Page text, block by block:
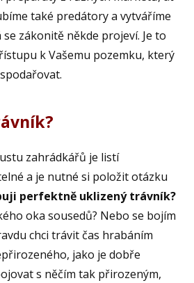
také predátory a vytváříme
zákonitě někde projeví. Je to
k Vašemu pozemku, který
zahrádkářů je listí
a je nutné si položit otázku
perfektně uklizený trávník?
oka sousedů? Nebo se bojím
chci trávit čas hrabáním
jako je dobře
s něčím tak přirozeným,